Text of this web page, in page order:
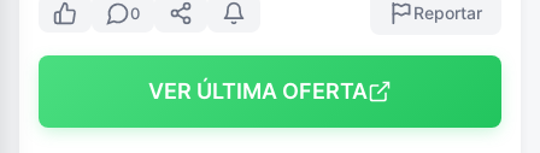
0 Reportar
VER ÚLTIMA OFERTA